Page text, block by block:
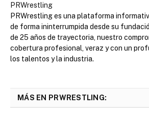
PRWrestling
PRWrestling es una plataforma
de forma ininterrumpida desde su
de 25 años de trayectoria, nuestro
cobertura profesional, veraz y con un
los talentos y la industria.
MÁS EN PRWRESTLING: